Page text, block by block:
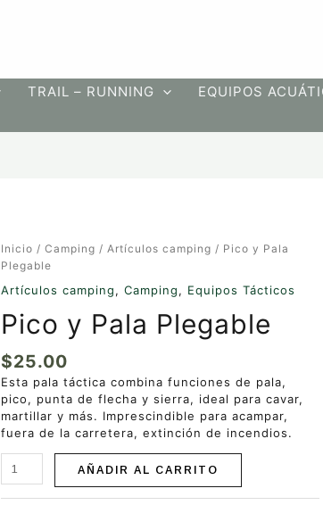
TRAIL – RUNNING
EQUIPOS
Inicio /Camping /Artículos camping / Pico y Pala
Plegable
Artículos camping,Camping, Equipos Tácticos
Pico y Pala Plegable
$25.00
Esta pala táctica combina funciones de pala,
pico, punta de flecha y sierra, ideal para cavar,
martillar y más. Imprescindible para acampar,
fuera de la carretera, extinción de incendios.
Pico
y
Pala
Plegable
cantidad
AÑADIR AL CARRITO